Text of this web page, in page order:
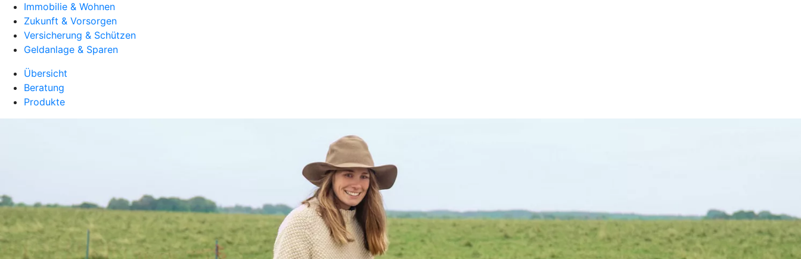
Immobilie & Wohnen
Zukunft & Vorsorgen
Versicherung & Schützen
Geldanlage & Sparen
Übersicht
Beratung
Produkte